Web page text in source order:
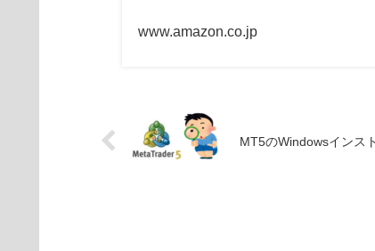
www.amazon.co.jp
MT5のWindowsインス